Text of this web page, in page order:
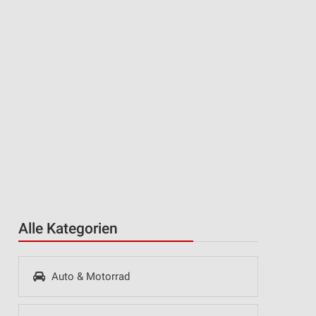
Alle Kategorien
Auto & Motorrad